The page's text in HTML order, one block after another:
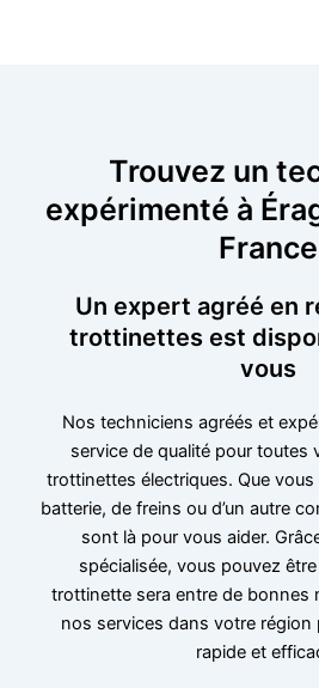
Trouvez un
expérimenté à
France
Un expert agréé en
trottinettes est
vous
Nos techniciens agréés et
service de qualité pour toutes
trottinettes électriques. Que
batterie, de freins ou d’un autre
sont là pour vous aider.
spécialisée, vous pouvez
trottinette sera entre de bonnes
nos services dans votre région
rapide et